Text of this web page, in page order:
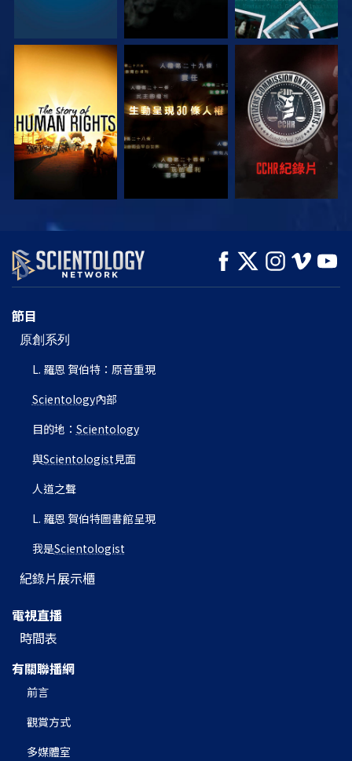
觀看 觀看 觀看
觀看 探索系列節目
節目
原創系列
L. 羅恩 賀伯特：原音重現
Scientology內部
目的地： Scientology
與Scientologist 見面
人道之聲
L. 羅恩 賀伯特圖書館呈現
我是Scientologist
紀錄片展示櫃
電視直播
時間表
有關聯播網
前言
觀賞方式
多媒體室